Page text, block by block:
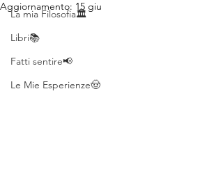
La mia Filosofia🏛️
Libri📚
Fatti sentire📢
Le Mie Esperienze🤠
Aggiornamento: 15 giu